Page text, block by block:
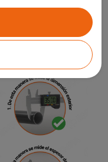
de jardines.